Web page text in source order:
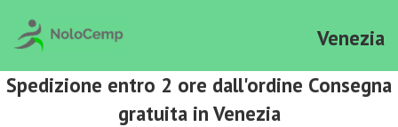
Venezia
Spedizione entro 2 ore dall'ordine Consegna
gratuita in Venezia